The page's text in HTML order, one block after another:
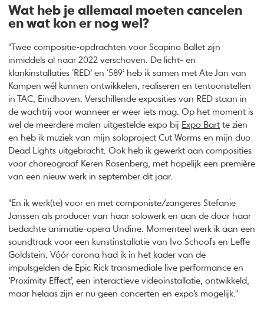
Wat heb je allemaal moeten cancelen
en wat kon er nog wel?
"Twee compositie-opdrachten voor Scapino Ballet zijn
inmiddels al naar 2022 verschoven. De licht- en
klankinstallaties ‘RED’ en ‘589’ heb ik samen met Ate Jan van
Kampen wél kunnen ontwikkelen, realiseren en tentoonstellen
in TAC, Eindhoven. Verschillende exposities van RED staan in
de wachtrij voor wanneer er weer iets mag. Op het moment is
wel de meerdere malen uitgestelde expo bij Expo Bart te zien
en heb ik muziek van mijn soloproject Cut Worms en mijn duo
Dead Lights uitgebracht. Ook heb ik gewerkt aan composities
voor choreograaf Keren Rosenberg, met hopelijk een première
van een nieuw werk in september dit jaar.
"En ik werk(te) voor en met componiste/zangeres Stefanie
Janssen als producer van haar solowerk en aan de door haar
bedachte animatie-opera Undine. Momenteel werk ik aan een
soundtrack voor een kunstinstallatie van Ivo Schoofs en Leffe
Goldstein. Vóór corona had ik in het kader van de
impulsgelden de Epic Rick transmediale live performance en
‘Proximity Effect’, een interactieve videoinstallatie, ontwikkeld,
maar helaas zijn er nu geen concerten en expo’s mogelijk."